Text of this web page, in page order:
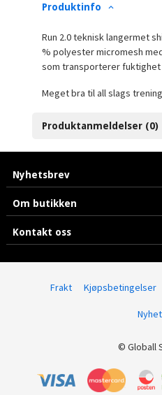
Produktinfo
Run 2.0 teknisk langermet
% polyester micromesh
som transporterer
Meget bra til all slags
Produktanmeldelser (0)
Nyhetsbrev
Om butikken
Kontakt oss
Frakt Kjøpsbetingelser
© Globall